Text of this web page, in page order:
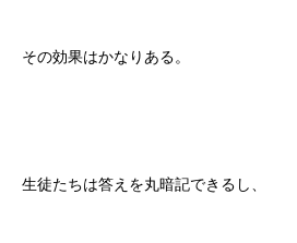
その効果はかなりある。
生徒たちは答えを丸暗記できるし、